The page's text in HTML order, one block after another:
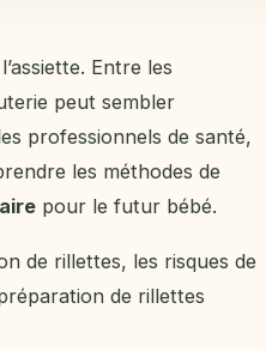
Entre les
peut sembler
professionnels de santé,
les méthodes de
pour le futur bébé.
de rillettes, les risques de
de rillettes